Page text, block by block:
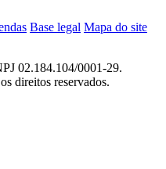
Base legal Mapa do site
02.184.104/0001-29.
direitos reservados.